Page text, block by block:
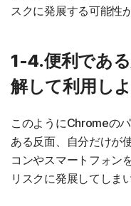
スクに発展する可能性
1-4.便利であ
解して利用し
このようにChromeの
ある反面、自分だけが
コンやスマートフォン
リスクに発展してしま